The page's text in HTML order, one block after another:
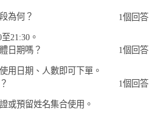
為何？ 1個回答
21:30。
日期嗎？ 1個回答
用日期、人數即可下單。
1個回答
或預留姓名集合使用。